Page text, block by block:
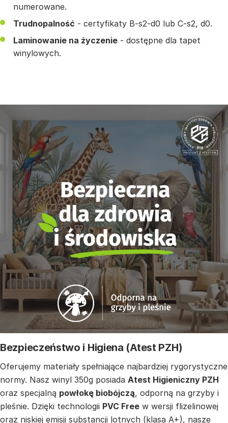
numerowane.
Trudnopalność - certyfikaty B-s2-d0 lub C-s2, d0.
Laminowanie na życzenie - dostępne dla tapet
winylowych.
Bezpieczeństwo i Higiena (Atest PZH)
Oferujemy materiały spełniające najbardziej rygorystyczne
normy. Nasz winyl 350g posiada Atest Higieniczny PZH
oraz specjalną powłokę biobójczą, odporną na grzyby i
pleśnie. Dzięki technologii PVC Free w wersji flizelinowej
oraz niskiej emisji substancji lotnych (klasa A+), nasze